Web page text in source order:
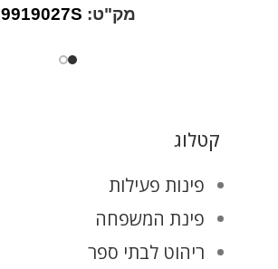
מק"ט: 9919027S
קטלוג
פינות פעילות
פינת המשפחה
ריהוט לבתי ספר